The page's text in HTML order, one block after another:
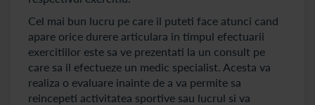
Cel mai bun lucru pe care il puteti face atunci cand
apare orice durere articulara in timpul efectuarii
exercitiilor este sa ve prezentati la un consult pe
care sa il efectueze un medic specialist. Acesta va
realiza o evaluare inainte de a va permite sa
reincepeti activitatea sportive sau lucrul si va